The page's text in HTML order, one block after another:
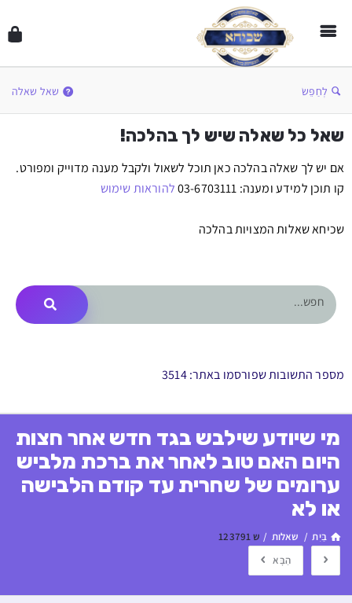
לְחַפֵּשׂ שאל שאלה
שאל כל שאלה שיש לך בהלכה!
אם יש לך שאלה בהלכה כאן תוכל לשאול ולקבל מענה מדוייק ומפורט.
קו תוכן למידע ומענה: 03-6703111
להוראות שימוש
שכיחא שאלות המצויות בהלכה
מספר התשובות שפורסמו באתר: 3514
מי שיודע שילבש בגד חדש אחר חצות
היום האם טוב לאחר את ברכת מלביש
ערומים של שחרית עד קודם הלבישה
או לא
בַּיִת / שאלות / ש 123791
הַבָּא